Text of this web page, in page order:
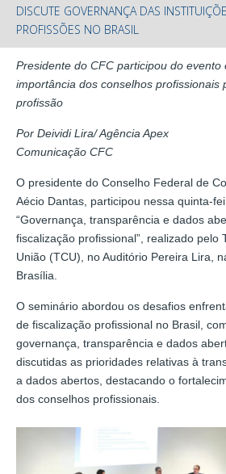
DISCUTE GOVERNANÇA DAS
PROFISSÕES NO BRASIL
Presidente do CFC participou do evento
importância dos conselhos profissionais
profissão
Por Deividi Lira/ Agência Apex
Comunicação CFC
O presidente do Conselho Federal de
Aécio Dantas, participou nessa quinta-
“Governança, transparência e dados
fiscalização profissional”, realizado pelo
União (TCU), no Auditório Pereira Lira,
Brasília.
O seminário abordou os desafios
de fiscalização profissional no Brasil,
governança, transparência e dados
discutidas as prioridades relativas à
a dados abertos, destacando o
dos conselhos profissionais.